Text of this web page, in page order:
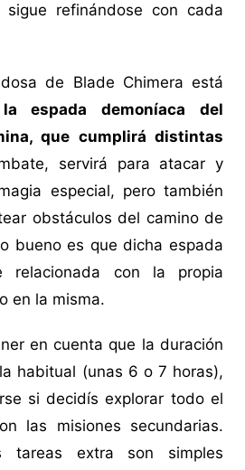
sigue refinándose con cada
de Blade Chimera está
la espada demoníaca del
que cumplirá distintas
servirá para atacar y
especial, pero también
obstáculos del camino de
bueno es que dicha espada
relacionada con la propia
en la misma.
en cuenta que la duración
habitual (unas 6 o 7 horas),
si decidís explorar todo el
las misiones secundarias.
tareas extra son simples